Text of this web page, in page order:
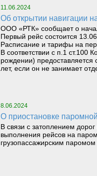
11.06.2024
Об открытии
ООО «РТК» сообщает о
Первый рейс состоится
Расписание и тарифы на
В соответствии с п.1 ст.100
рождении) предоставляется
лет, если он не занимает
8.06.2024
О приостановке
В связи с затоплением
выполнения рейсов на
грузопассажирским